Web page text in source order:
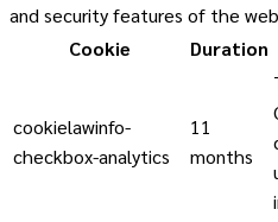
and security features of the
Cookie
Duration
cookielawinfo-
checkbox-analytics
11
months